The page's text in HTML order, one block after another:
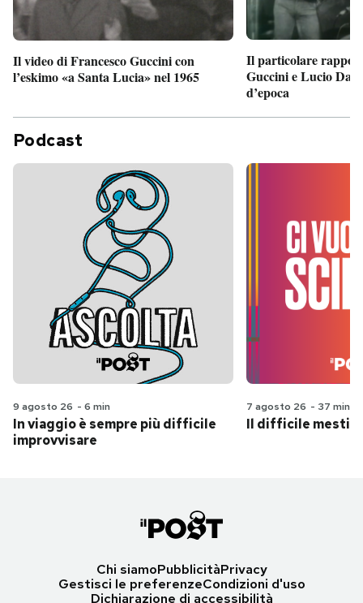
Il video di Francesco Guccini con
l’eskimo «a Santa Lucia» nel 1965
Il particolare
Guccini e Lucio
d’epoca
Podcast
9 agosto 26 - 6 min
In viaggio è sempre più difficile
improvvisare
7 agosto 26 - 37 min
Il difficile
Chi siamoPubblicitàPrivacy
Gestisci le preferenzeCondizioni d'uso
Dichiarazione di accessibilità